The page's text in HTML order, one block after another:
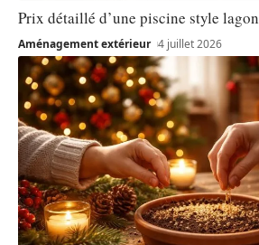
Prix détaillé d’une piscine style lagon
Aménagement extérieur 4 juillet 2026